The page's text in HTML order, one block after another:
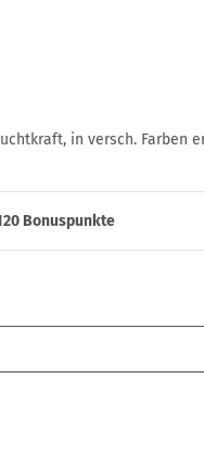
in versch. Farben
Bonuspunkte